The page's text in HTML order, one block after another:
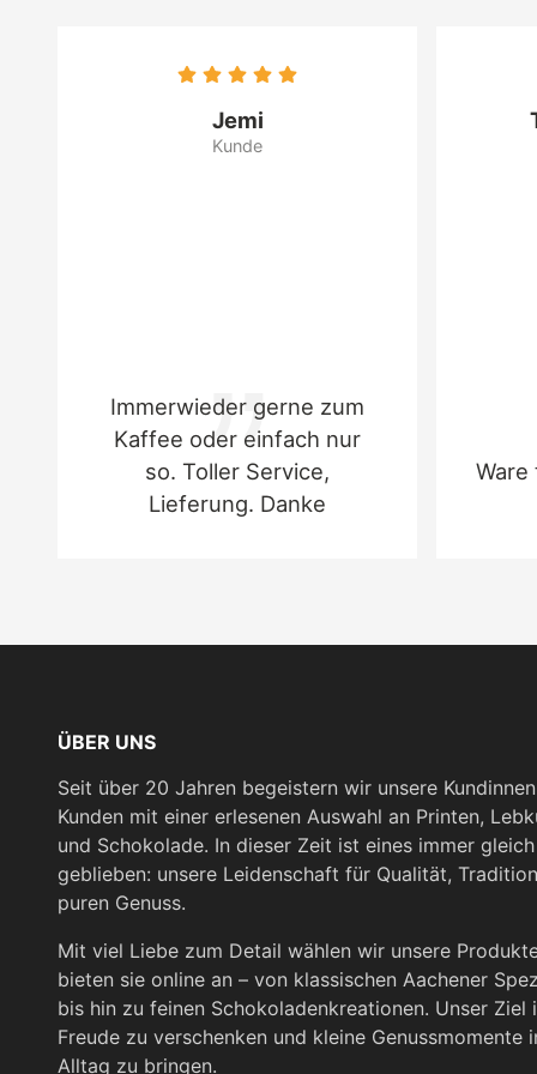
Jemi
Kunde
Immerwieder gerne zum
Kaffee oder einfach nur
so. Toller Service,
Lieferung. Danke
ÜBER UNS
Seit über 20 Jahren begeistern wir unsere
Kunden mit einer erlesenen Auswahl an Printen,
und Schokolade. In dieser Zeit ist eines immer gleich
geblieben: unsere Leidenschaft für Qualität,
puren Genuss.
Mit viel Liebe zum Detail wählen wir unsere
bieten sie online an – von klassischen Aachener
bis hin zu feinen Schokoladenkreationen. Unser Ziel
Freude zu verschenken und kleine Genussmomente
Alltag zu bringen.